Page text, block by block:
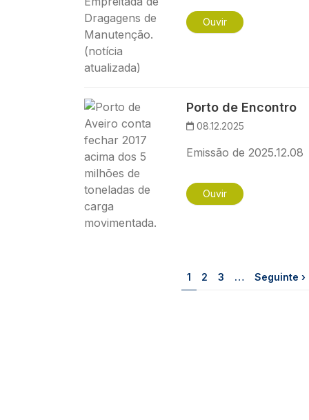
Ouvir
Imagem Porto de Encontro
08.12.2025
Emissão de 2025.12.08
Ouvir
Página
1 Página
2 Página
3 … Próxima
Seguinte ›